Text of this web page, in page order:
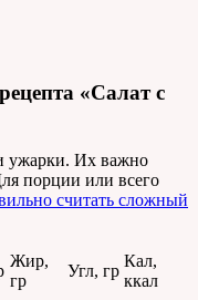
«Салат с
ужарки. Их важно
порции или всего
считать сложный
Жир,
гр
Угл, гр
Кал,
ккал